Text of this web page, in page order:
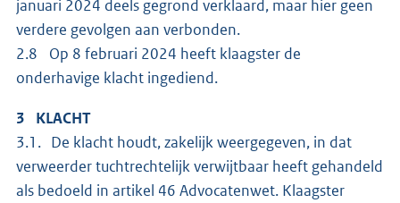
januari 2024 deels gegrond verklaard, maar hier geen
verdere gevolgen aan verbonden.
2.8 Op 8 februari 2024 heeft klaagster de
onderhavige klacht ingediend.
3 KLACHT
3.1. De klacht houdt, zakelijk weergegeven, in dat
verweerder tuchtrechtelijk verwijtbaar heeft gehandeld
als bedoeld in artikel 46 Advocatenwet. Klaagster